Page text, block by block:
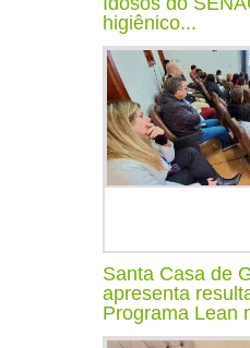
higiênico...
Santa Casa de
apresenta
Programa Lean